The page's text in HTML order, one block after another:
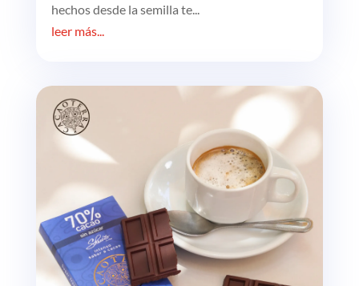
hechos desde la semilla te...
leer más...